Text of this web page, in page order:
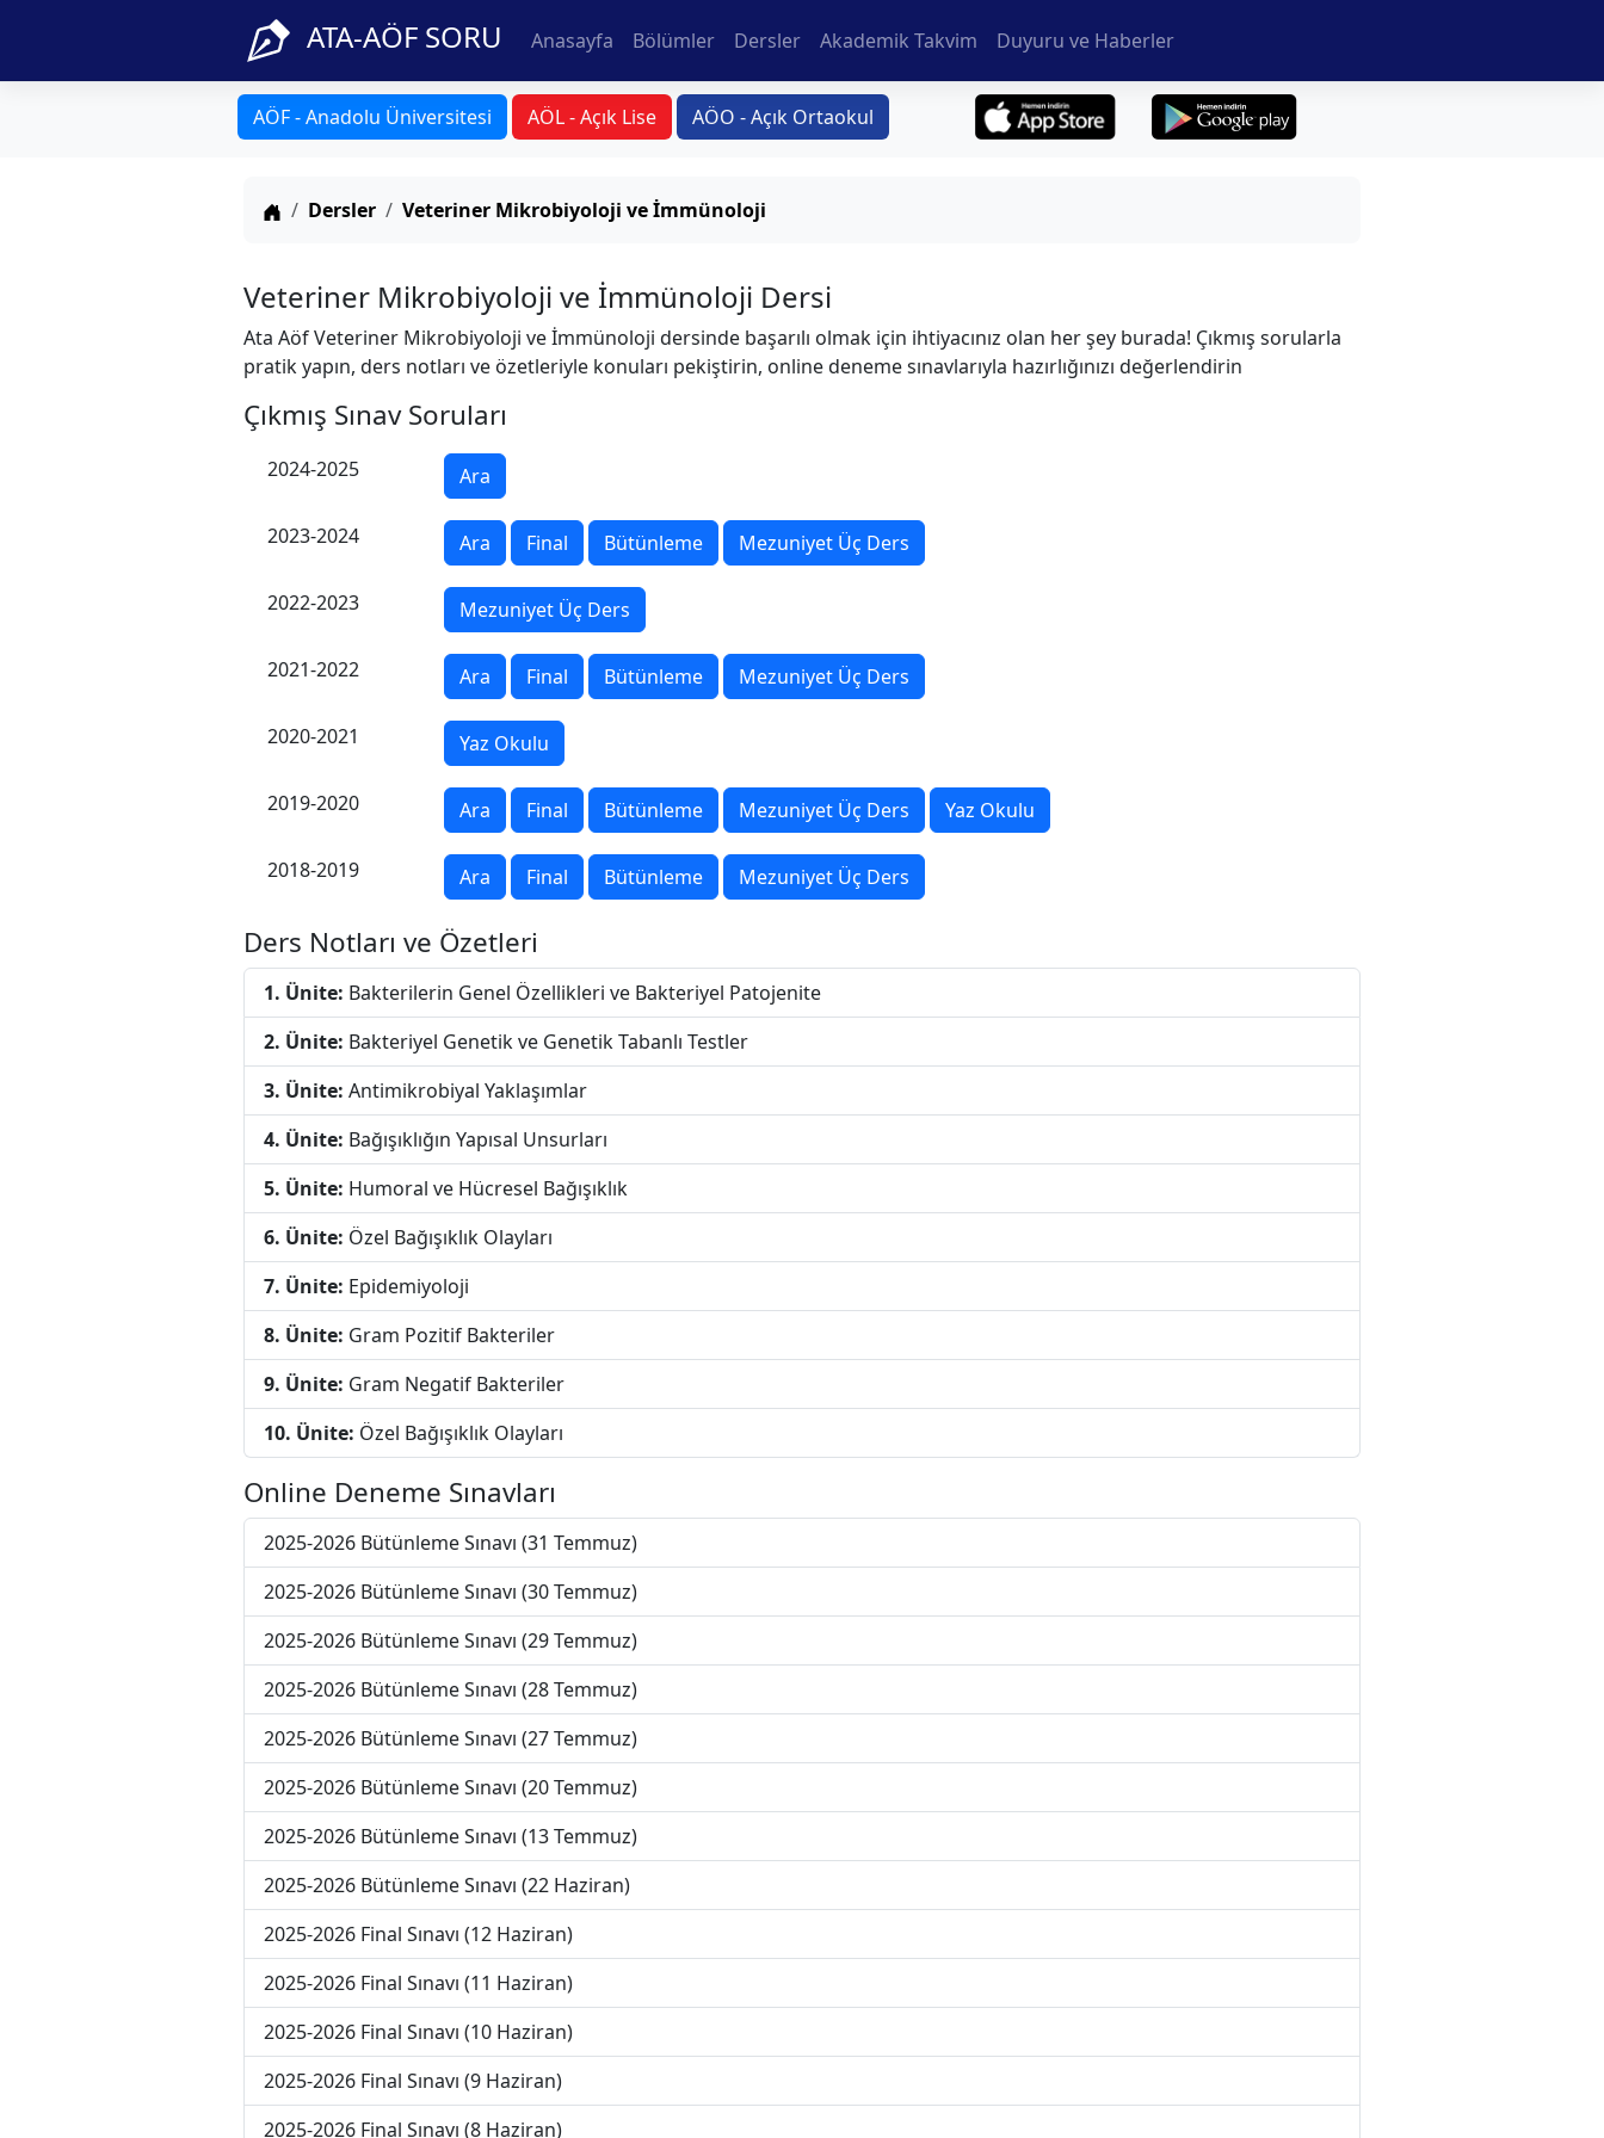
ATA-AÖF SORU Anasayfa Bölümler Dersler Akademik Takvim Duyuru ve Haberler
AÖF - Anadolu Üniversitesi AÖL - Açık Lise AÖO - Açık Ortaokul
Anasayfa
Dersler Veteriner Mikrobiyoloji ve İmmünoloji
Veteriner Mikrobiyoloji ve İmmünoloji Dersi
Ata Aöf Veteriner Mikrobiyoloji ve İmmünoloji dersinde başarılı olmak için ihtiyacınız olan her şey burada! Çıkmış sorularla
pratik yapın, ders notları ve özetleriyle konuları pekiştirin, online deneme sınavlarıyla hazırlığınızı değerlendirin
Çıkmış Sınav Soruları
2024-2025 Ara
2023-2024 Ara Final Bütünleme Mezuniyet Üç Ders
2022-2023 Mezuniyet Üç Ders
2021-2022 Ara Final Bütünleme Mezuniyet Üç Ders
2020-2021 Yaz Okulu
2019-2020 Ara Final Bütünleme Mezuniyet Üç Ders Yaz Okulu
2018-2019 Ara Final Bütünleme Mezuniyet Üç Ders
Ders Notları ve Özetleri
1. Ünite: Bakterilerin Genel Özellikleri ve Bakteriyel Patojenite
2. Ünite: Bakteriyel Genetik ve Genetik Tabanlı Testler
3. Ünite: Antimikrobiyal Yaklaşımlar
4. Ünite: Bağışıklığın Yapısal Unsurları
5. Ünite: Humoral ve Hücresel Bağışıklık
6. Ünite: Özel Bağışıklık Olayları
7. Ünite: Epidemiyoloji
8. Ünite: Gram Pozitif Bakteriler
9. Ünite: Gram Negatif Bakteriler
10. Ünite: Özel Bağışıklık Olayları
Online Deneme Sınavları
2025-2026 Bütünleme Sınavı (31 Temmuz)
2025-2026 Bütünleme Sınavı (30 Temmuz)
2025-2026 Bütünleme Sınavı (29 Temmuz)
2025-2026 Bütünleme Sınavı (28 Temmuz)
2025-2026 Bütünleme Sınavı (27 Temmuz)
2025-2026 Bütünleme Sınavı (20 Temmuz)
2025-2026 Bütünleme Sınavı (13 Temmuz)
2025-2026 Bütünleme Sınavı (22 Haziran)
2025-2026 Final Sınavı (12 Haziran)
2025-2026 Final Sınavı (11 Haziran)
2025-2026 Final Sınavı (10 Haziran)
2025-2026 Final Sınavı (9 Haziran)
2025-2026 Final Sınavı (8 Haziran)